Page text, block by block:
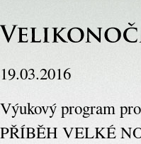
19.03.2016
Výukový program
PŘÍBĚH VELKÉ